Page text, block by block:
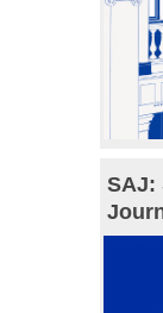
SAJ: